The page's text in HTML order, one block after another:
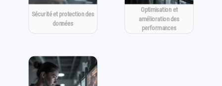
Sécurité et protection des
données
Optimisation et
amélioration des
performances